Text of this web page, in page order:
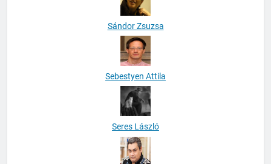
Sándor Zsuzsa
Sebestyen Attila
Seres László